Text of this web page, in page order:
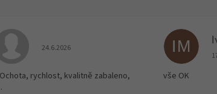
Hodnocení obchodu je 5 z 5 hvězdiček.
24.6.2026
rychlost, kvalitně zabaleno,
IM
vše OK